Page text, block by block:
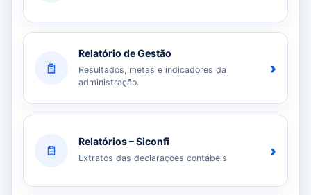
Relatório de Gestão
Resultados, metas e indicadores da
administração.
›
Relatórios – Siconfi
Extratos das declarações contábeis ›